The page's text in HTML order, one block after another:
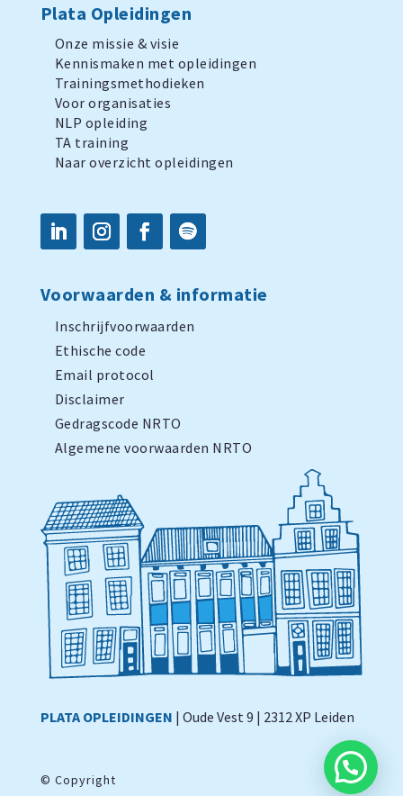
Plata Opleidingen
Onze missie & visie
Kennismaken met opleidingen
Trainingsmethodieken
Voor organisaties
NLP opleiding
TA training
Naar overzicht opleidingen
Voorwaarden & informatie
Inschrijfvoorwaarden
Ethische code
Email protocol
Disclaimer
Gedragscode NRTO
Algemene voorwaarden NRTO
PLATA OPLEIDINGEN | Oude Vest 9 | 2312 XP Leiden
© Copyright